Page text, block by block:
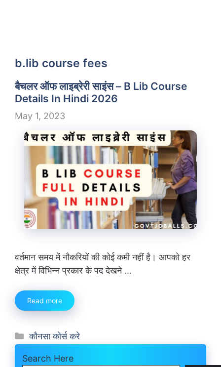
b.lib course fees
बैचलर ऑफ लाइब्रेरी साइंस – B Lib Course
Details In Hindi 2026
May 1, 2023
वर्तमान समय में नौकरियों की कोई कमी नहीं है। आपको हर
क्षेत्र में विभिन्न प्रकार के पद देखने …
Read more
Categories
कौनसा कोर्स करे
Search Here